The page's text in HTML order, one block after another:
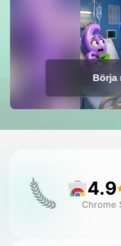
Visa alla
Mallar
Foto:
Andra verktyg
äventyr, simuleringar, historiska
social media innehåll med
Börja
4.9
Chrome